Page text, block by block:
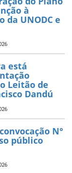
à
da UNODC e
está
Leitão de
Dandú
N°
público